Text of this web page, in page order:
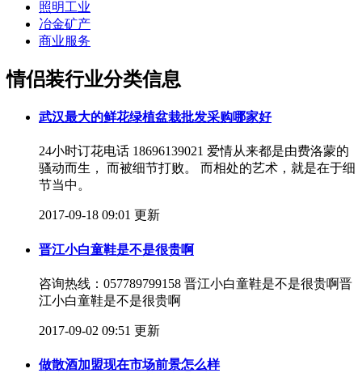
照明工业
冶金矿产
商业服务
情侣装行业分类信息
武汉最大的鲜花绿植盆栽批发采购哪家好
24小时订花电话 18696139021 爱情从来都是由费洛蒙的
骚动而生， 而被细节打败。 而相处的艺术，就是在于细
节当中。
2017-09-18 09:01 更新
晋江小白童鞋是不是很贵啊
咨询热线：057789799158 晋江小白童鞋是不是很贵啊晋
江小白童鞋是不是很贵啊
2017-09-02 09:51 更新
做散酒加盟现在市场前景怎么样